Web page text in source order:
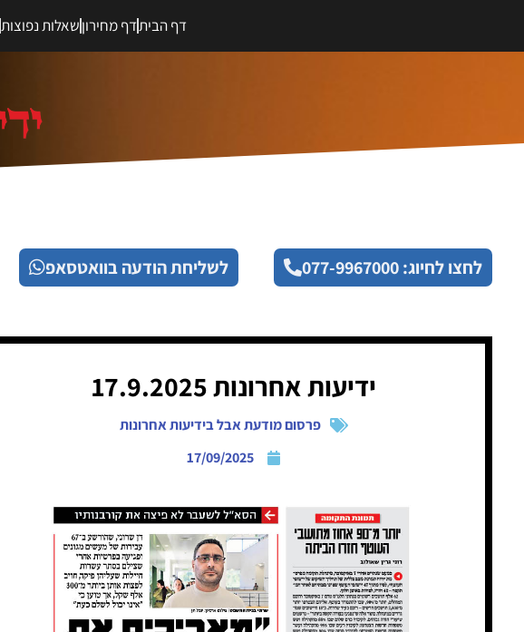
דף הביתדף מחירוןשאלות נפוצות
לחצו לחיוג: 077-9967000 לשליחת הודעה בוואטסאפ
ידיעות אחרונות 17.9.2025
פרסום מודעת אבל בידיעות אחרונות
17/09/2025